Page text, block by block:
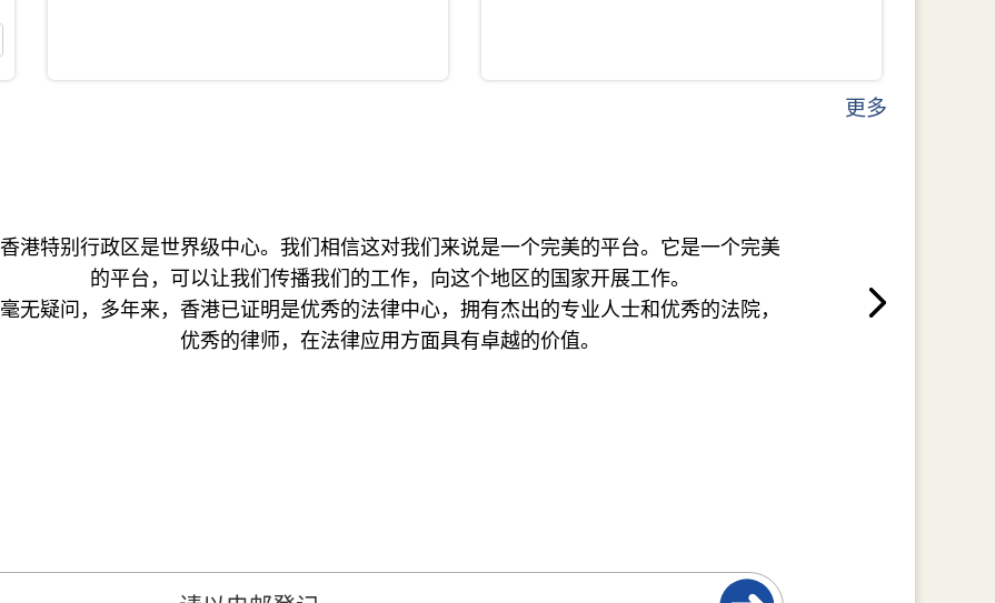
更多
香港特别行政区是世界级中心。我们相信这对我们来说是一个完美的平台。它是一个完美
的平台，可以让我们传播我们的工作，向这个地区的国家开展工作。
毫无疑问，多年来，香港已证明是优秀的法律中心，拥有杰出的专业人士和优秀的法院，
优秀的律师，在法律应用方面具有卓越的价值。